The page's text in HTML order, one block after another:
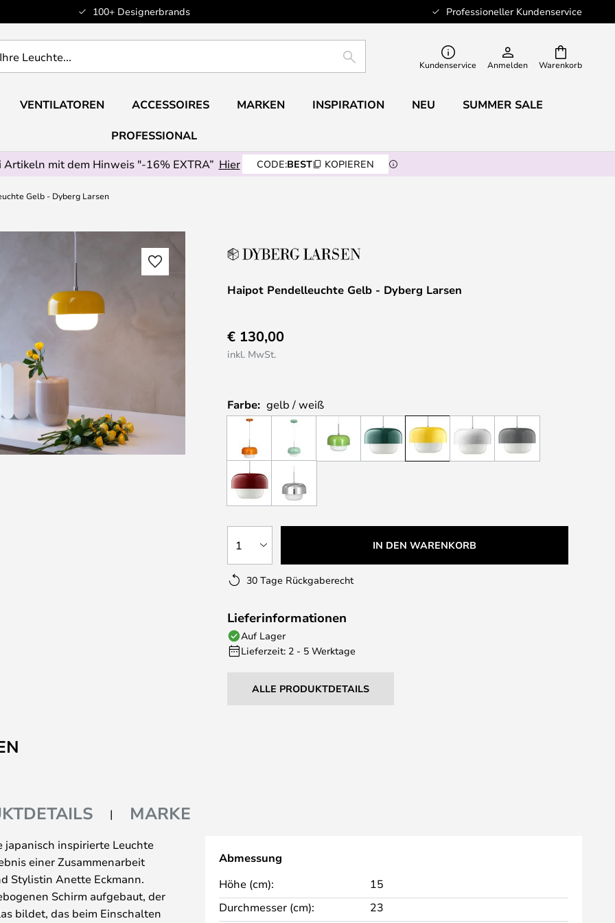
100+ Designerbrands Professioneller Kundenservice
Warenkorb
SUCHE Kundenservice Anmelden
VENTILATOREN ACCESSOIRES MARKEN INSPIRATION NEU SUMMER SALE
PROFESSIONAL
mit dem Hinweis "-16% EXTRA” Hier CODE:BEST KOPIEREN
Gelb - Dyberg Larsen
Haipot Pendelleuchte Gelb - Dyberg Larsen
€ 130,00
inkl. MwSt.
Farbe: gelb / weiß
1 IN DEN WARENKORB
30 Tage Rückgaberecht
Lieferinformationen
Auf Lager
Lieferzeit: 2 - 5 Werktage
ALLE PRODUKTDETAILS
MARKE
inspirierte Leuchte
einer Zusammenarbeit
Stylistin Anette Eckmann.
Schirm aufgebaut, der
bildet, das beim Einschalten
Abmessung
Höhe (cm):
15
Durchmesser (cm):
23